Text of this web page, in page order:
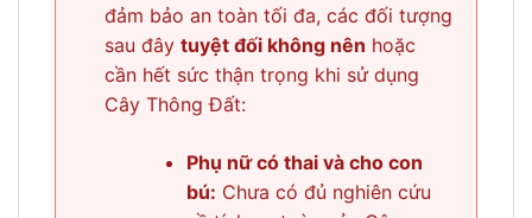
đảm bảo an toàn tối đa, các đối tượng
sau đây tuyệt đối không nên hoặc
cần hết sức thận trọng khi sử dụng
Cây Thông Đất:
Phụ nữ có thai và cho con
bú: Chưa có đủ nghiên cứu